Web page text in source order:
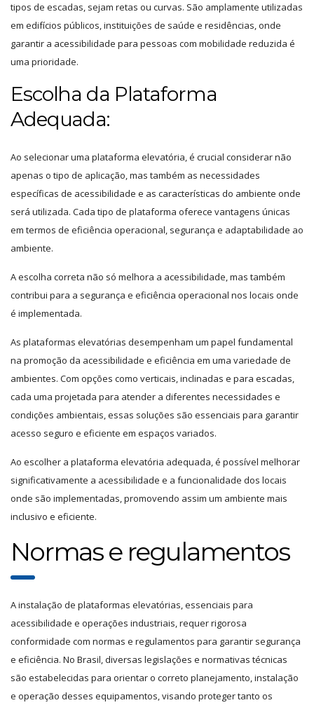
tipos de escadas, sejam retas ou curvas. São amplamente utilizadas
em edifícios públicos, instituições de saúde e residências, onde
garantir a acessibilidade para pessoas com mobilidade reduzida é
uma prioridade.
Escolha da Plataforma
Adequada:
Ao selecionar uma plataforma elevatória, é crucial considerar não
apenas o tipo de aplicação, mas também as necessidades
específicas de acessibilidade e as características do ambiente onde
será utilizada. Cada tipo de plataforma oferece vantagens únicas
em termos de eficiência operacional, segurança e adaptabilidade ao
ambiente.
A escolha correta não só melhora a acessibilidade, mas também
contribui para a segurança e eficiência operacional nos locais onde
é implementada.
As plataformas elevatórias desempenham um papel fundamental
na promoção da acessibilidade e eficiência em uma variedade de
ambientes. Com opções como verticais, inclinadas e para escadas,
cada uma projetada para atender a diferentes necessidades e
condições ambientais, essas soluções são essenciais para garantir
acesso seguro e eficiente em espaços variados.
Ao escolher a plataforma elevatória adequada, é possível melhorar
significativamente a acessibilidade e a funcionalidade dos locais
onde são implementadas, promovendo assim um ambiente mais
inclusivo e eficiente.
Normas e regulamentos
A instalação de plataformas elevatórias, essenciais para
acessibilidade e operações industriais, requer rigorosa
conformidade com normas e regulamentos para garantir segurança
e eficiência. No Brasil, diversas legislações e normativas técnicas
são estabelecidas para orientar o correto planejamento, instalação
e operação desses equipamentos, visando proteger tanto os